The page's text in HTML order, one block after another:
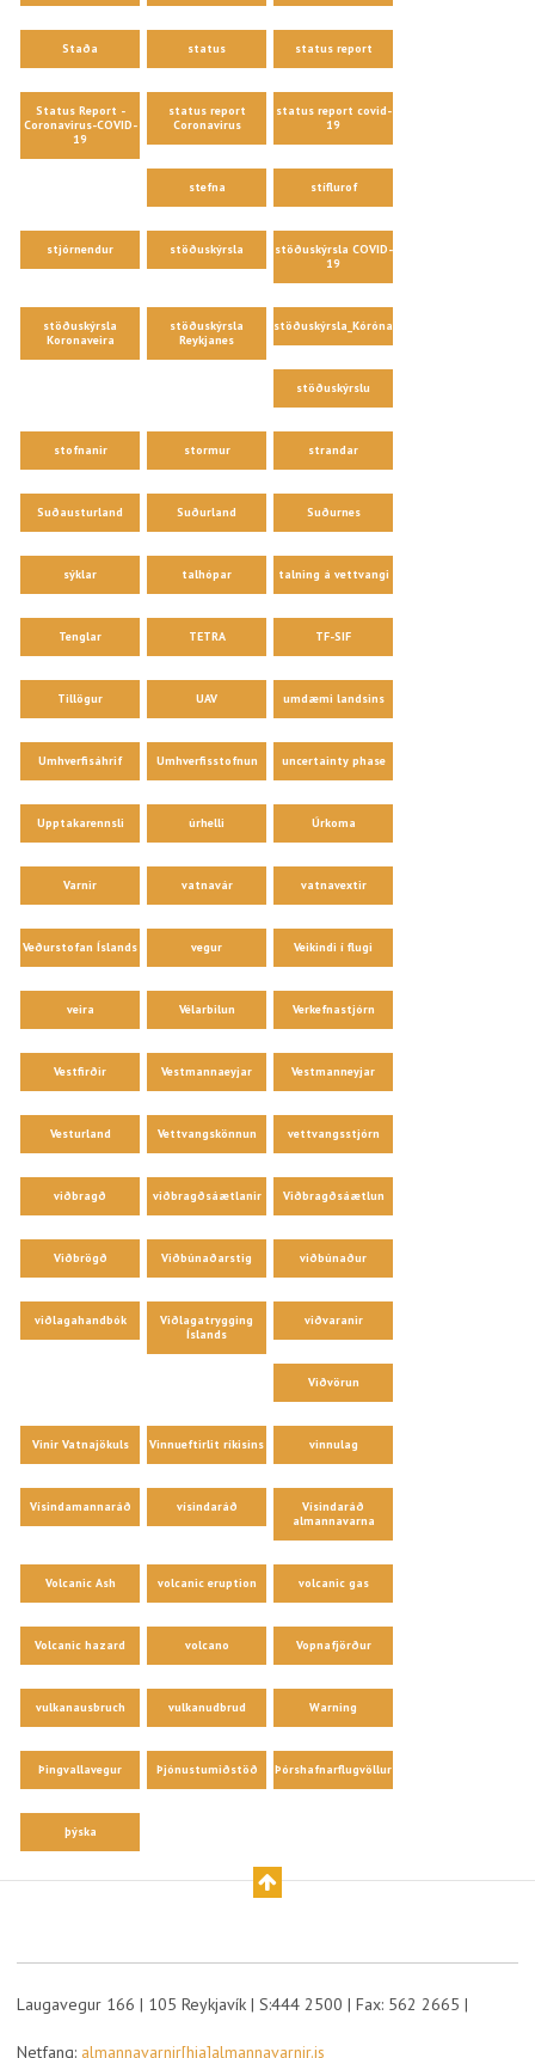
Staða status status report
Status Report -
Coronavirus-COVID-
19
status report
Coronavirus
status report covid-
19
stefna stíflurof
stjórnendur stöðuskýrsla
stöðuskýrsla COVID-
19
stöðuskýrsla
Koronaveira
stöðuskýrsla
Reykjanes
stöðuskýrsla_Kórónaveira
stöðuskýrslu
stofnanir stormur strandar
Suðausturland Suðurland Suðurnes
sýklar talhópar talning á vettvangi
Tenglar TETRA TF-SIF
Tillögur UAV umdæmi landsins
Umhverfisáhrif Umhverfisstofnun uncertainty phase
Upptakarennsli úrhelli Úrkoma
Varnir vatnavár vatnavextir
Veðurstofan Íslands vegur Veikindi í flugi
veira Vélarbilun Verkefnastjórn
Vestfirðir Vestmannaeyjar Vestmanneyjar
Vesturland Vettvangskönnun vettvangsstjórn
viðbragð viðbragðsáætlanir Viðbragðsáætlun
Viðbrögð Viðbúnaðarstig viðbúnaður
viðlagahandbók
Viðlagatrygging
Íslands
viðvaranir
Viðvörun
Vinir Vatnajökuls Vinnueftirlit ríkisins vinnulag
Vísindamannaráð vísindaráð
Vísindaráð
almannavarna
Volcanic Ash volcanic eruption volcanic gas
Volcanic hazard volcano Vopnafjörður
vulkanausbruch vulkanudbrud Warning
Þingvallavegur Þjónustumiðstöð Þórshafnarflugvöllur
þýska
Laugavegur 166 | 105 Reykjavík | S:444 2500 | Fax: 562 2665 |
Netfang: almannavarnir[hja]almannavarnir.is